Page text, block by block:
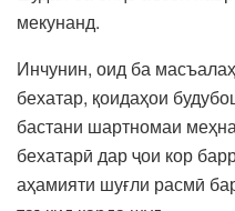
мекунанд.
Инчунин, оид ба
бехатар, қоидаҳои
бастани шартномаи
бехатарӣ дар ҷои кор
аҳамияти шуғли расмӣ